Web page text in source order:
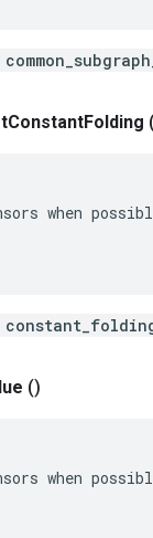
ConstantFolding
when
()
when